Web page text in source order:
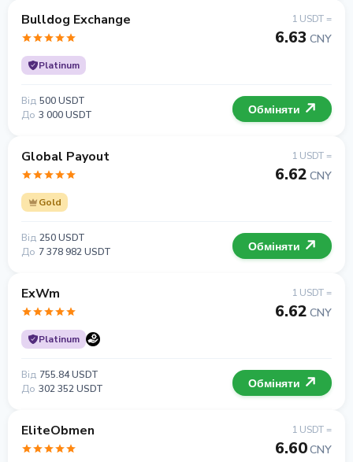
Bulldog Exchange
Platinum
1 USDT =
6.63 CNY
Від 500 USDT
До 3 000 USDT Обміняти
Global Payout
Gold
1 USDT =
6.62 CNY
Від 250 USDT
До 7 378 982 USDT Обміняти
ExWm
Platinum
1 USDT =
6.62 CNY
Від 755.84 USDT
До 302 352 USDT Обміняти
EliteObmen 1 USDT =
6.60CNY